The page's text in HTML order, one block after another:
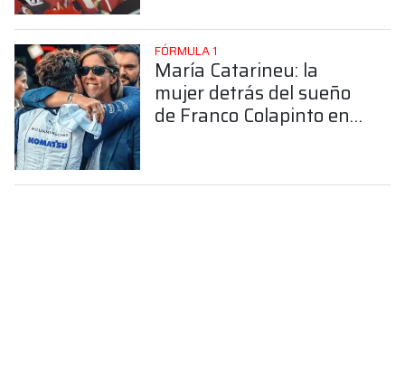
FÓRMULA 1
María Catarineu: la
mujer detrás del sueño
de Franco Colapinto en